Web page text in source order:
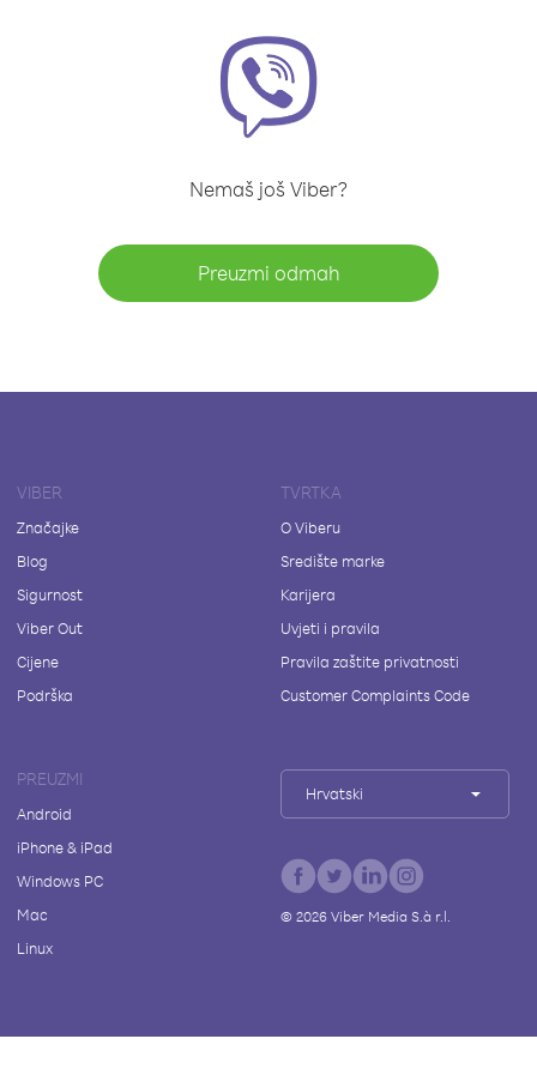
Nemaš još Viber?
Preuzmi odmah
VIBER
Značajke
Blog
Sigurnost
Viber Out
Cijene
Podrška
TVRTKA
O Viberu
Središte marke
Karijera
Uvjeti i pravila
Pravila zaštite privatnosti
Customer Complaints Code
PREUZMI
Android
iPhone & iPad
Windows PC
Mac
Linux
Hrvatski
© 2026Viber Media S.à r.l.